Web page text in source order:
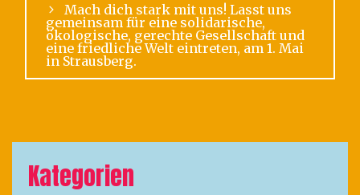
Mach dich stark mit uns! Lasst uns
gemeinsam für eine solidarische,
ökologische, gerechte Gesellschaft und
eine friedliche Welt eintreten, am 1. Mai
in Strausberg.
Kategorien